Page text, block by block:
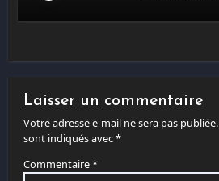
Laisser un commentaire
Votre adresse e-mail ne sera pas publiée.
sont indiqués avec*
Commentaire*